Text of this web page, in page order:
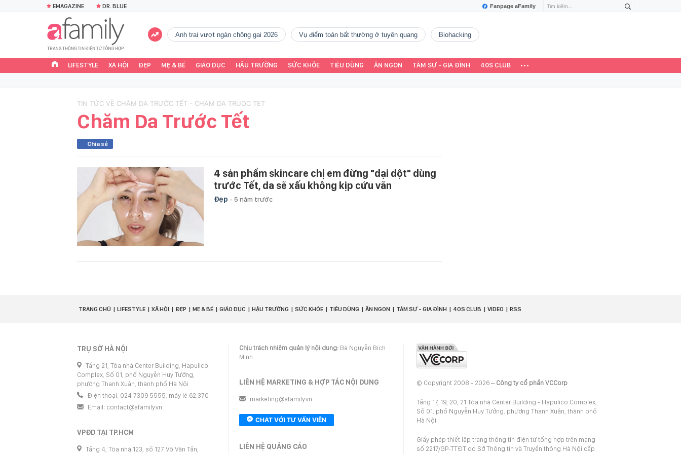
Fanpage aFamily
EMAGAZINE DR. BLUE
Anh trai vượt ngàn chông gai 2026 vụ điểm toán bất thường ở tuyên quang Biohacking
LIFESTYLE XÃ HỘI ĐẸP MẸ & BÉ GIÁO DỤC HẬU TRƯỜNG SỨC KHỎE TIÊU DÙNG ĂN NGON TÂM SỰ - GIA ĐÌNH 40S CLUB
TIN TỨC VỀ CHĂM DA TRƯỚC TẾT - CHAM DA TRUOC TET
Chăm Da Trước Tết
Chia sẻ
4 sản phẩm skincare chị em đừng "dại dột" dùng
trước Tết, da sẽ xấu không kịp cứu vãn
Đẹp - 5 năm trước
TRANG CHỦ LIFESTYLE XÃ HỘI ĐẸP MẸ & BÉ GIÁO DỤC HẬU TRƯỜNG SỨC KHỎE TIÊU DÙNG ĂN NGON TÂM SỰ - GIA ĐÌNH 40S CLUB VIDEO RSS
TRỤ SỞ HÀ NỘI
Tầng 21, Tòa nhà Center Building, Hapulico
Complex, Số 01, phố Nguyễn Huy Tưởng,
phường Thanh Xuân, thành phố Hà Nội
Điện thoại: 024 7309 5555, máy lẻ 62.370
Email: contact@afamily.vn
VPĐD TẠI TP.HCM
Tầng 4, Tòa nhà 123, số 127 Võ Văn Tần,
Chịu trách nhiệm quản lý nội dung: Bà Nguyễn Bích
Minh.
LIÊN HỆ MARKETING & HỢP TÁC NỘI DUNG
marketing@afamily.vn
CHAT VỚI TƯ VẤN VIÊN
LIÊN HỆ QUẢNG CÁO
© Copyright 2008 - 2026 – Công ty cổ phần VCCorp
Tầng 17, 19, 20, 21 Tòa nhà Center Building - Hapulico Complex,
Số 01, phố Nguyễn Huy Tưởng, phường Thanh Xuân, thành phố
Hà Nội
Giấy phép thiết lập trang thông tin điện tử tổng hợp trên mạng
số 2217/GP-TTĐT do Sở Thông tin và Truyền thông Hà Nội cấp